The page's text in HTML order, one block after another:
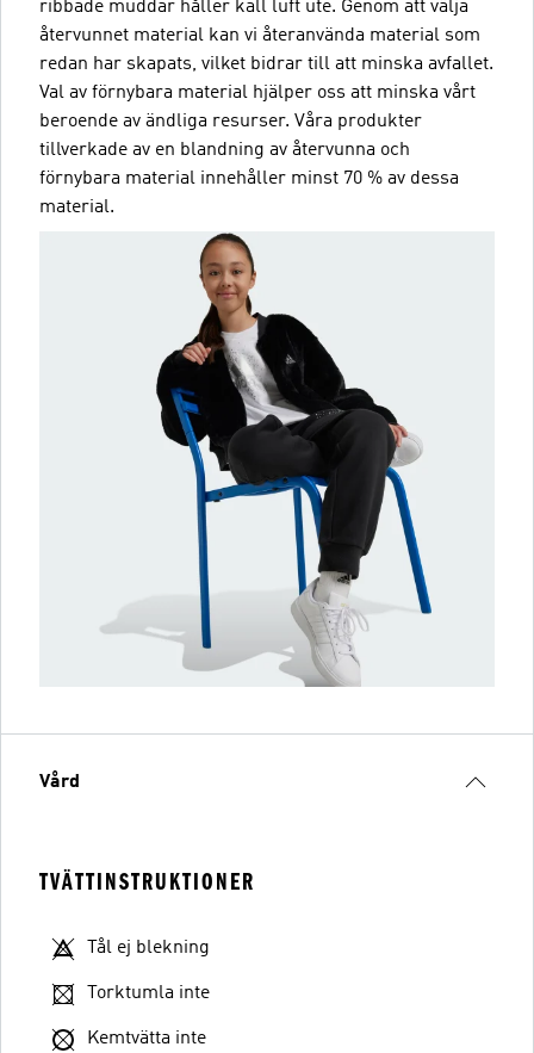
ribbade muddar håller kall luft ute. Genom att välja
återvunnet material kan vi återanvända material som
redan har skapats, vilket bidrar till att minska avfallet.
Val av förnybara material hjälper oss att minska vårt
beroende av ändliga resurser. Våra produkter
tillverkade av en blandning av återvunna och
förnybara material innehåller minst 70 % av dessa
material.
Vård
TVÄTTINSTRUKTIONER
Tål ej blekning
Torktumla inte
Kemtvätta inte